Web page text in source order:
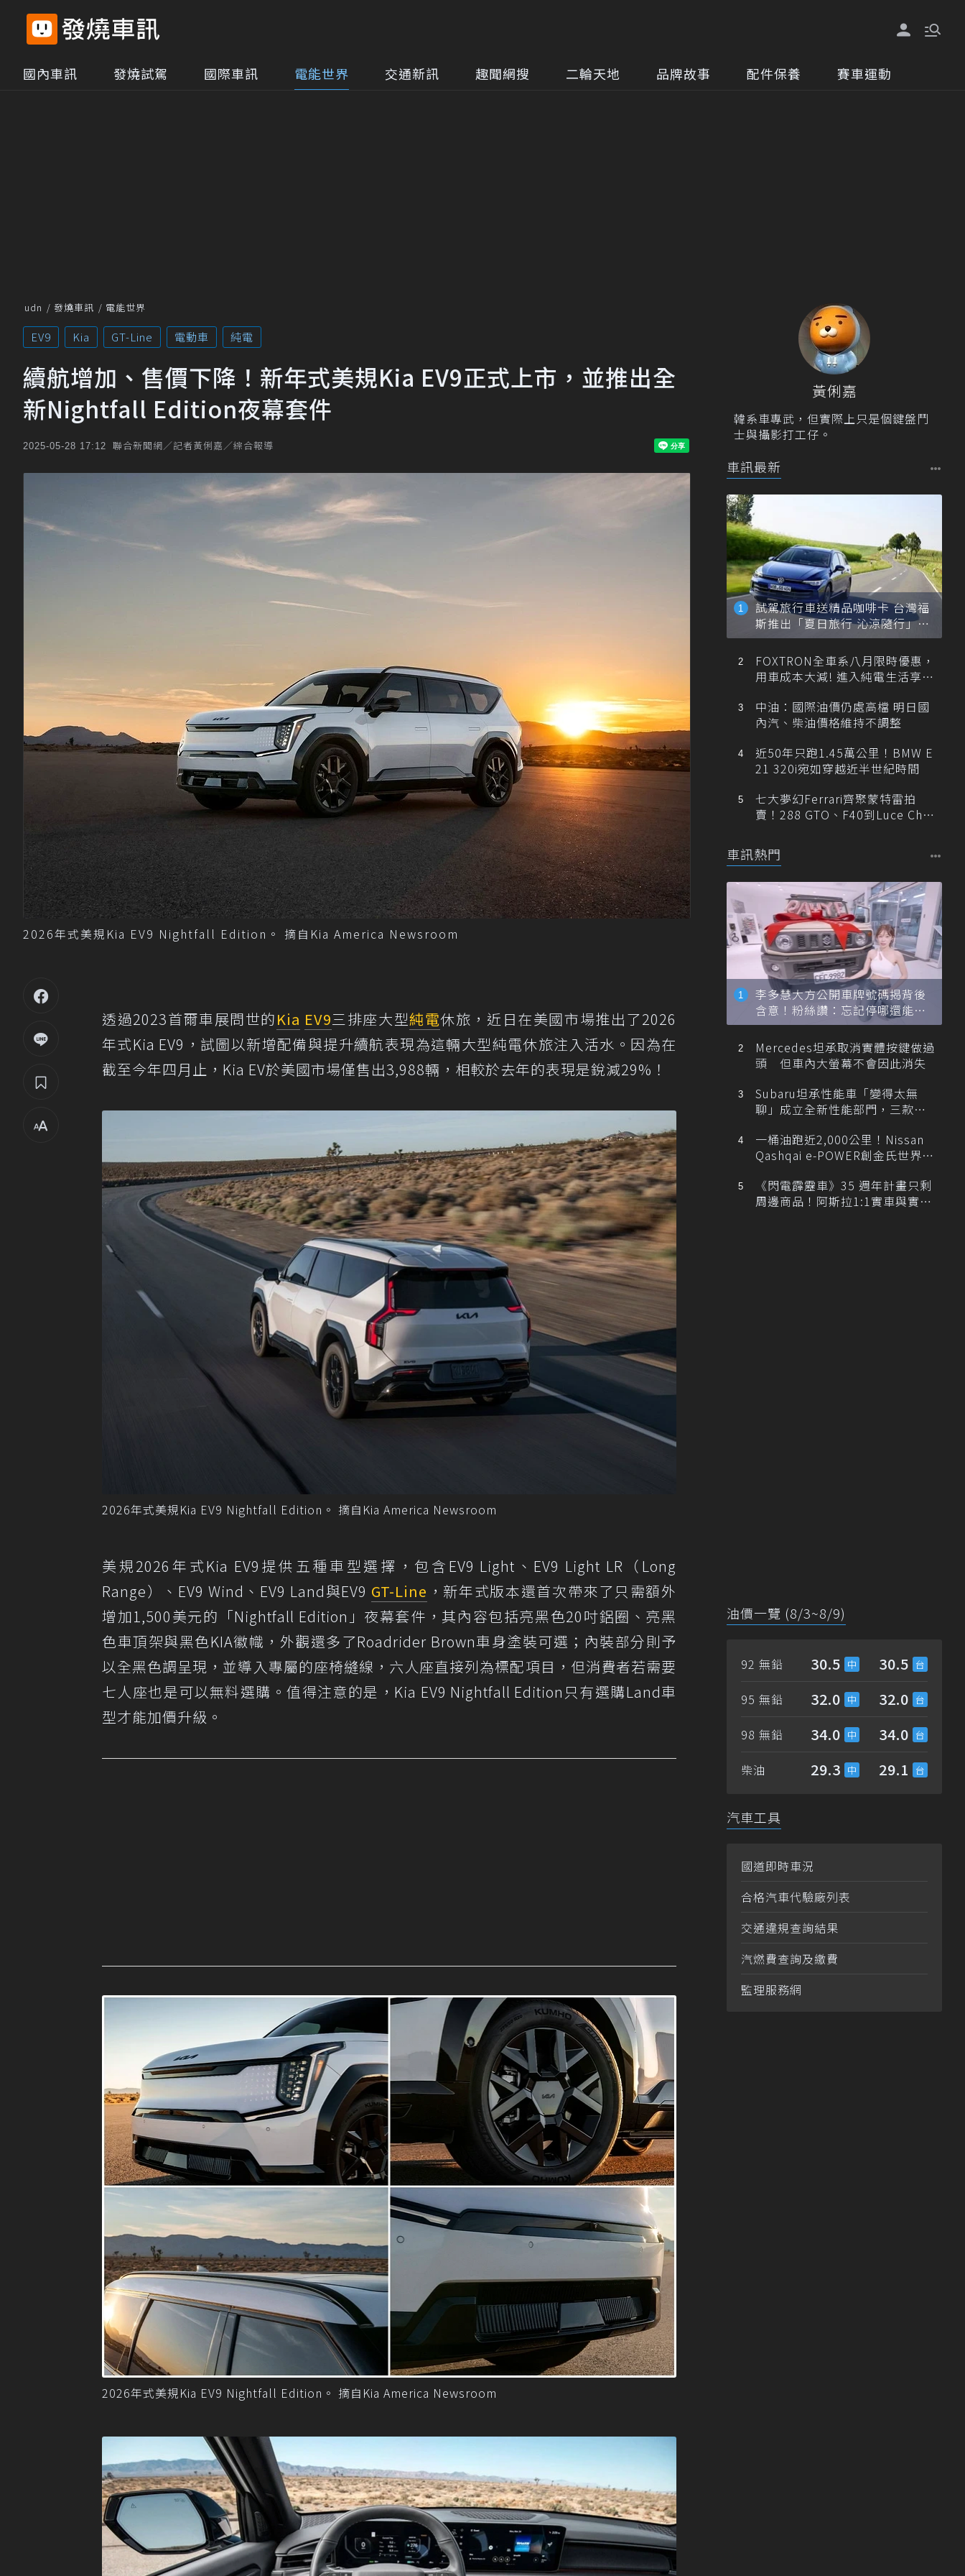
國內車訊 發燒試駕 國際車訊 電能世界 交通新訊 趣聞網搜 二輪天地 品牌故事 配件保養 賽車運動
udn 發燒車訊 電能世界
EV9 Kia GT-Line 電動車 純電
續航增加、售價下降！新年式美規Kia EV9正式上市，並推出全
新Nightfall Edition夜幕套件
2025-05-28 17:12 聯合新聞網／記者黃俐嘉／綜合報導
2026年式美規Kia EV9 Nightfall Edition。 摘自Kia America Newsroom
透過2023首爾車展問世的Kia EV9三排座大型純電休旅，近日在美國市場推出了2026
年式Kia EV9，試圖以新增配備與提升續航表現為這輛大型純電休旅注入活水。因為在
截至今年四月止，Kia EV於美國市場僅售出3,988輛，相較於去年的表現是銳減29%！
2026年式美規Kia EV9 Nightfall Edition。 摘自Kia America Newsroom
美規2026年式Kia EV9提供五種車型選擇，包含EV9 Light、EV9 Light LR（Long
Range）、EV9 Wind、EV9 Land與EV9 GT-Line ，新年式版本還首次帶來了只需額外
增加1,500美元的「Nightfall Edition」夜幕套件，其內容包括亮黑色20吋鋁圈、亮黑
色車頂架與黑色KIA徽幟，外觀還多了Roadrider Brown車身塗裝可選；內裝部分則予
以全黑色調呈現，並導入專屬的座椅縫線，六人座直接列為標配項目，但消費者若需要
七人座也是可以無料選購。值得注意的是，Kia EV9 Nightfall Edition只有選購Land車
型才能加價升級。
2026年式美規Kia EV9 Nightfall Edition。 摘自Kia America Newsroom
黃俐嘉
韓系車專武，但實際上只是個鍵盤鬥
士與攝影打工仔。
車訊最新
試駕旅行車送精品咖啡卡 台灣福
斯推出「夏日旅行 沁涼隨行」活
動
FOXTRON全車系八月限時優惠，
用車成本大減! 進入純電生活享
中油：國際油價仍處高檔 明日國
內汽、柴油價格維持不調整
近50年只跑1.45萬公里！BMW E
21 320i宛如穿越近半世紀時間
七大夢幻Ferrari齊聚蒙特雷拍
賣！288 GTO、F40到Luce Cha
車訊熱門
李多慧大方公開車牌號碼揭背後
含意！粉絲讚：忘記停哪還能幫
忙找車
Mercedes坦承取消實體按鍵做過
頭 但車內大螢幕不會因此消失
Subaru坦承性能車「變得太無
聊」成立全新性能部門，三款手
一桶油跑近2,000公里！Nissan
Qashqai e-POWER創金氏世界紀
《閃電霹靂車》35 週年計畫只剩
周邊商品！阿斯拉1:1實車與實體
油價一覽 (8/3~8/9)
92 無鉛 30.5 30.5
95 無鉛 32.0 32.0
98 無鉛 34.0 34.0
柴油 29.3 29.1
汽車工具
國道即時車況
合格汽車代驗廠列表
交通違規查詢結果
汽燃費查詢及繳費
監理服務網